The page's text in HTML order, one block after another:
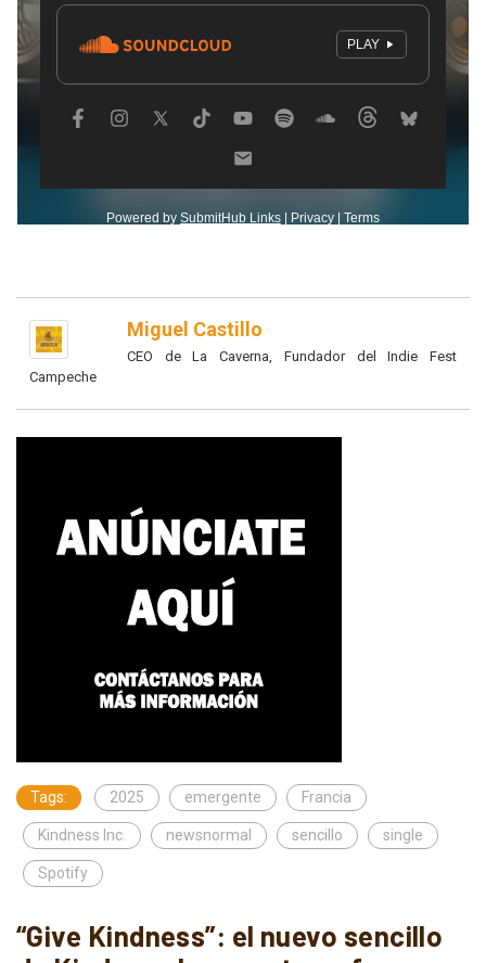
Miguel Castillo
CEO de La Caverna, Fundador del Indie Fest
Campeche
Tags: 2025 emergente Francia
Kindness Inc. newsnormal sencillo single
Spotify
“Give Kindness”: el nuevo sencillo